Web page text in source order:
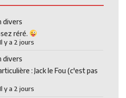
divers
réré.
Il y a 2 jours
divers
: Jack le Fou (c'est pas
Il y a 2 jours